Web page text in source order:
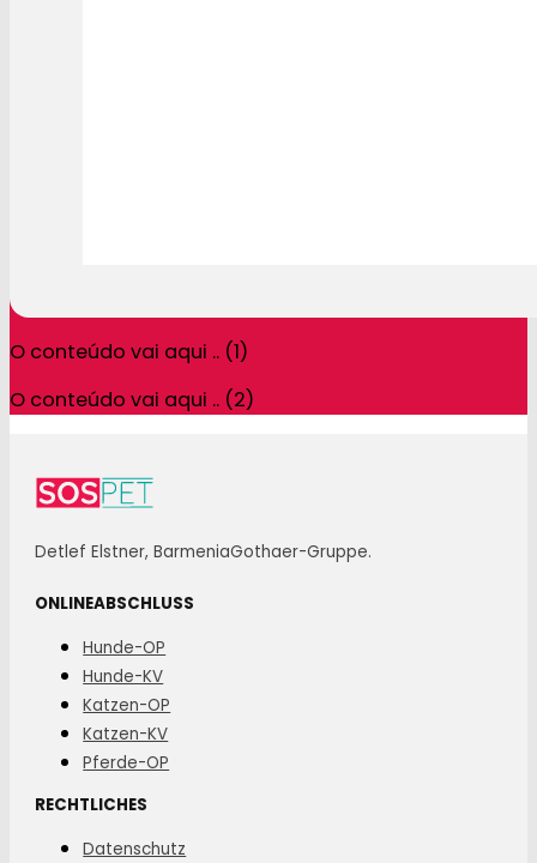
O conteúdo vai aqui .. (1)
O conteúdo vai aqui .. (2)
Detlef Elstner, BarmeniaGothaer-Gruppe.
ONLINEABSCHLUSS
Hunde-OP
Hunde-KV
Katzen-OP
Katzen-KV
Pferde-OP
RECHTLICHES
Datenschutz